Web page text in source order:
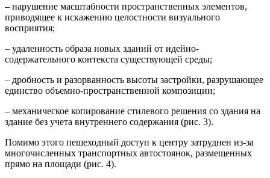
– нарушение масштабности пространственных элементов,
приводящее к искажению целостности визуального
восприятия;
– удаленность образа новых зданий от идейно-
содержательного контекста существующей среды;
– дробность и разорванность высоты застройки, разрушающее
единство объемно-пространственной композиции;
– механическое копирование стилевого решения со здания на
здание без учета внутреннего содержания (рис. 3).
Помимо этого пешеходный доступ к центру затруднен из-за
многочисленных транспортных автостоянок, размещенных
прямо на площади (рис. 4).